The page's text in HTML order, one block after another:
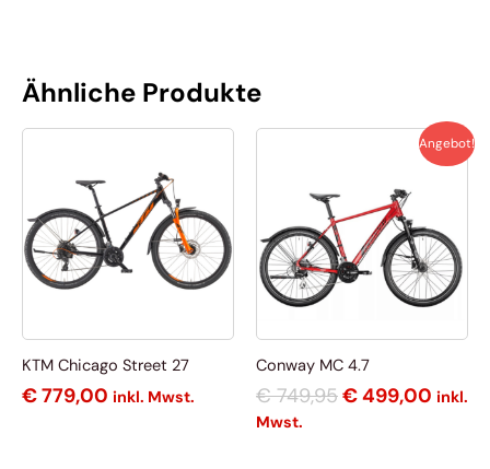
Ähnliche Produkte
KTM Chicago Street 27
€779,00 inkl. Mwst.
Angebot!
Conway MC 4.7
€749,95
Ursprünglicher
€ 749,95
€499,00
Preis
inkl.
Mwst.